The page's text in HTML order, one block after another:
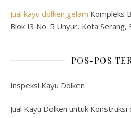
Jual kayu dolken gelam Kompleks
Blok I3 No. 5 Unyur, Kota
POS-POS
Inspeksi Kayu Dolken
Jual Kayu Dolken untuk